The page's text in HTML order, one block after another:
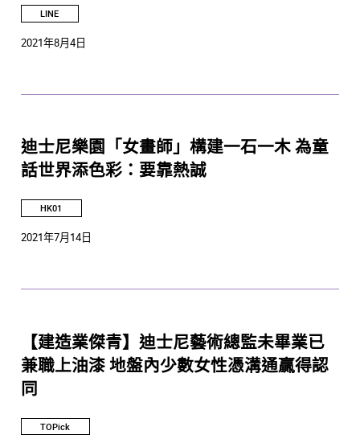
LINE
2021年8月4日
迪士尼樂園「女畫師」構建一石一木 為童
話世界添色彩：要靠熱誠
HK01
2021年7月14日
【建造業傑青】迪士尼藝術總監未畢業已
兼職上油漆 地盤內少數女性憑溝通贏得認
同
TOPick